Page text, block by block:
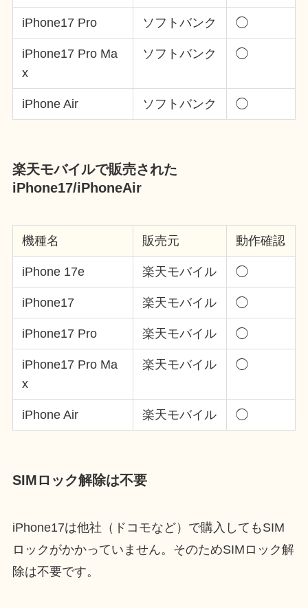
iPhone17 Pro ソフトバンク ◯
iPhone17 Pro Ma
x
ソフトバンク ◯
iPhone Air ソフトバンク ◯
楽天モバイルで販売された
iPhone17/iPhoneAir
機種名 販売元 動作確認
iPhone 17e 楽天モバイル ◯
iPhone17 楽天モバイル ◯
iPhone17 Pro 楽天モバイル ◯
iPhone17 Pro Ma
x
楽天モバイル ◯
iPhone Air 楽天モバイル ◯
SIMロック解除は不要
iPhone17は他社（ドコモなど）で購入してもSIM
ロックがかかっていません。そのためSIMロック解
除は不要です。